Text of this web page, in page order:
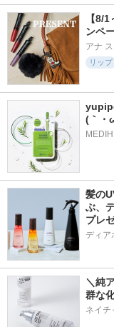
【8/
ンペ
アナ
リップ
(｀・
髪の
ぶ、
プレ
ディア
＼純
群な
ネイチ